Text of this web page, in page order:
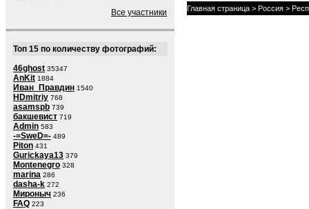
Все участники
Топ 15 по количеству фотографий:
46ghost 35347
AnKit 1884
Иван_Правдин 1540
HDmitriy 768
asamspb 739
бакшевист 719
Admin 583
-=SweD=- 489
Piton 431
Gurickaya13 379
Montenegro 328
marina 286
dasha-k 272
Мироныч 236
FAQ 223
Главная страница > Россия >